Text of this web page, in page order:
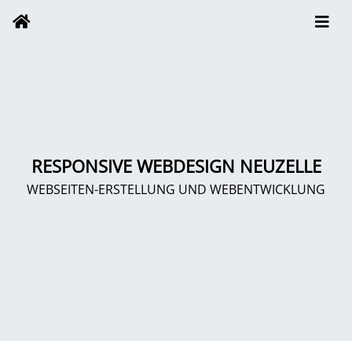
RESPONSIVE WEBDESIGN NEUZELLE
WEBSEITEN-ERSTELLUNG UND WEBENTWICKLUNG